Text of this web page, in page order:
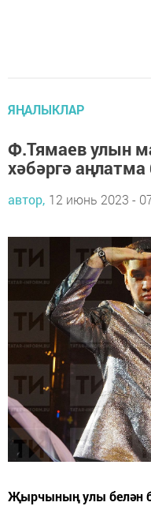
ЯҢАЛЫКЛАР
Ф.Тямаев улын
хәбәргә аңлатма
автор, 12 июнь 2023 -
Җырчының улы белән